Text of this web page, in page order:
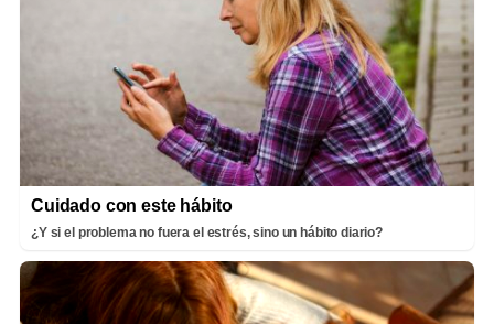
Cuidado con este hábito
¿Y si el problema no fuera el estrés, sino un hábito diario?